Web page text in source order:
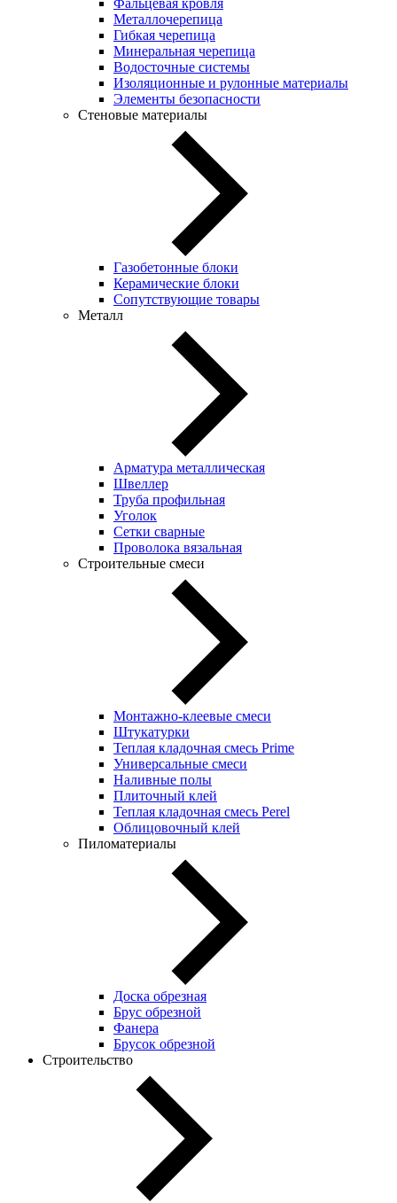
Металлочерепица
Гибкая черепица
Минеральная черепица
Водосточные системы
Изоляционные и рулонные материалы
Элементы безопасности
Стеновые материалы
Газобетонные блоки
Керамические блоки
Сопутствующие товары
Металл
Арматура металлическая
Швеллер
Труба профильная
Уголок
Сетки сварные
Проволока вязальная
Строительные смеси
Монтажно-клеевые смеси
Штукатурки
Теплая кладочная смесь Prime
Универсальные смеси
Наливные полы
Плиточный клей
Теплая кладочная смесь Perel
Облицовочный клей
Пиломатериалы
Доска обрезная
Брус обрезной
Фанера
Брусок обрезной
Строительство